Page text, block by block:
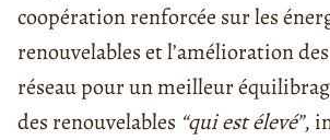
coopération renforcée sur les
renouvelables et l’amélioration
réseau pour un meilleur
des renouvelables “qui est élevé”,